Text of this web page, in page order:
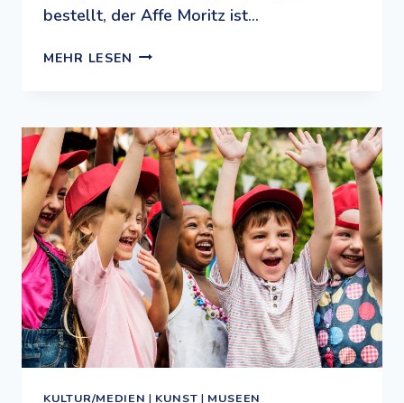
bestellt, der Affe Moritz ist…
MEHR LESEN DER
MEDIENBILDUNG
FÜR
DIE
JÜNGSTEN
KULTUR/MEDIEN | KUNST | MUSEEN